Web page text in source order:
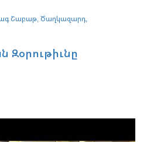
Շաբաթ,Ծաղկազարդ,
Զօրութիւնը